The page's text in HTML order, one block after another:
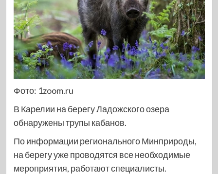
Фото: 1zoom.ru
В Карелии на берегу Ладожского озера
обнаружены трупы кабанов.
По информации регионального Минприроды,
на берегу уже проводятся все необходимые
мероприятия, работают специалисты.